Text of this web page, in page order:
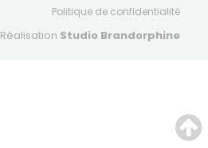
Politique de confidentialité
Réalisation Studio Brandorphine